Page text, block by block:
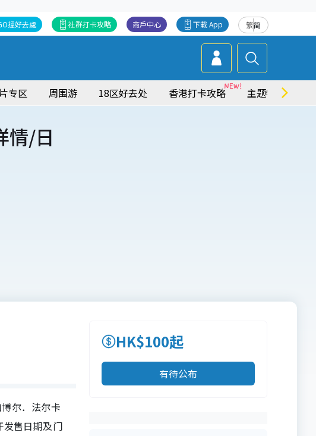
繁简
下載 App
商戶中心
社群打卡攻略
搵好去處
专区 周围游 18区好去处 香港打卡攻略 主题特集
情/日
尔．法尔卡
售日期及门
HK$100起
有待公布